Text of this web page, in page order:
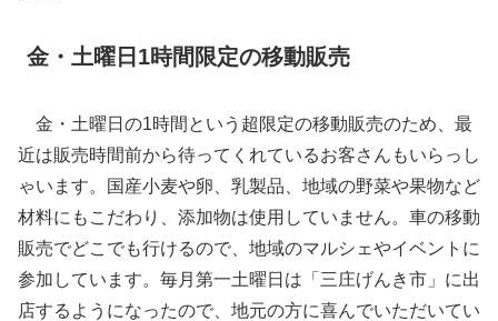
金・土曜日1時間限定の移動販売
金・土曜日の1時間という超限定の移動販売のため、最
近は販売時間前から待ってくれているお客さんもいらっし
ゃいます。国産小麦や卵、乳製品、地域の野菜や果物など
材料にもこだわり、添加物は使用していません。車の移動
販売でどこでも行けるので、地域のマルシェやイベントに
参加しています。毎月第一土曜日は「三庄げんき市」に出
店するようになったので、地元の方に喜んでいただいてい